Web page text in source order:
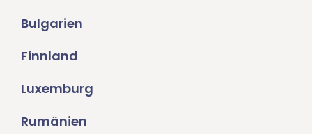
Bulgarien
Finnland
Luxemburg
Rumänien